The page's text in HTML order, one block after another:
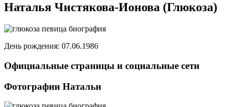
Наталья Чистякова-Ионова (Глюкоза)
День рождения: 07.06.1986
Официальные страницы и социальные сети
Фотографии Натальи